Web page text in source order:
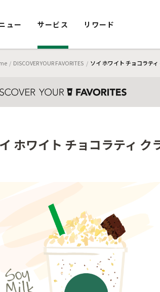
ュー サービス リワード
DISCOVER YOUR FAVORITES ソイ ホワイト チョコラテ
ホワイト チョコラティ ク